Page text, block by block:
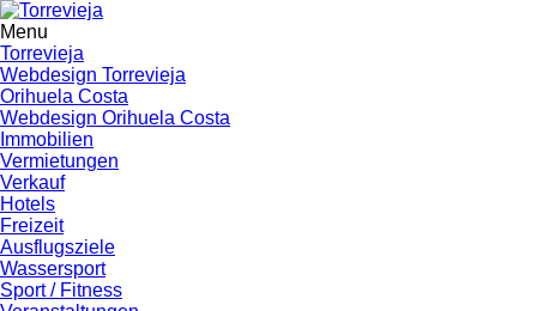
Menu
Torrevieja
Webdesign Torrevieja
Orihuela Costa
Webdesign Orihuela Costa
Immobilien
Vermietungen
Verkauf
Hotels
Freizeit
Ausflugsziele
Wassersport
Sport / Fitness